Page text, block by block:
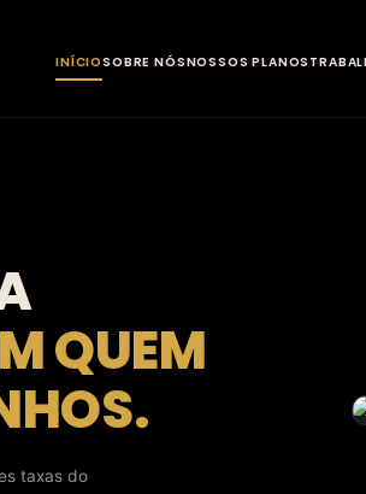
INÍCIOSOBRE NÓSNOSSOS PLANOS
QUEM
taxas do